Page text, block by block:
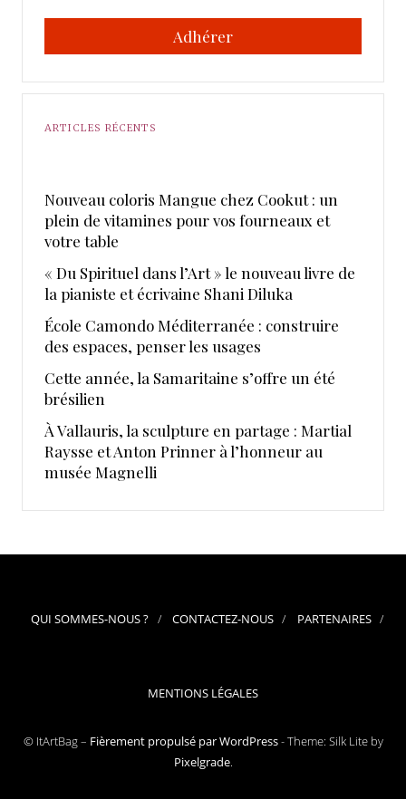
Adhérer
ARTICLES RÉCENTS
Nouveau coloris Mangue chez Cookut : un
plein de vitamines pour vos fourneaux et
votre table
« Du Spirituel dans l’Art » le nouveau livre de
la pianiste et écrivaine Shani Diluka
École Camondo Méditerranée : construire
des espaces, penser les usages
Cette année, la Samaritaine s’offre un été
brésilien
À Vallauris, la sculpture en partage : Martial
Raysse et Anton Prinner à l’honneur au
musée Magnelli
QUI SOMMES-NOUS ? CONTACTEZ-NOUS PARTENAIRES
MENTIONS LÉGALES
© ItArtBag – Fièrement propulsé par WordPress-Theme: Silk Lite by
Pixelgrade.